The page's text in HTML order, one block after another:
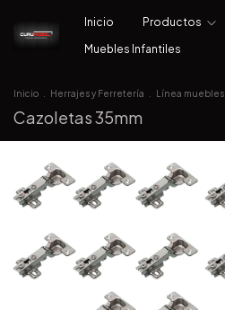
Inicio Productos
Muebles Infantiles
Inicio Herrajes y Ferretería Línea muebles
Cazoletas 35mm